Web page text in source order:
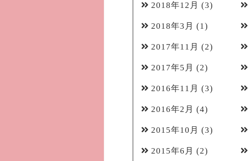
2018年12月 (3)
2018年3月 (1)
2017年11月 (2)
2017年5月 (2)
2016年11月 (3)
2016年2月 (4)
2015年10月 (3)
2015年6月 (2)